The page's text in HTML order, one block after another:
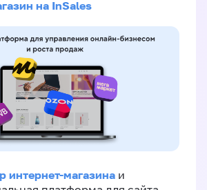
на InSales
интернет-магазина и